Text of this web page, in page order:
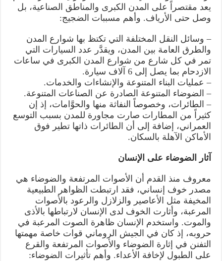
يعد مقتصراً على المدن الكبرى والمناطق الصناعية، بل
وصل حتى الأرياف. وأهم مسببات الضجيج:
– وسائل النقل المختلفة التي تكتظ بها شوارع المدن
والطرق العامة بين المدن، ويقدَّر عدد السيارات التي
تمر في كل شارع من شوارع المدن الكبرى في ساعات
الازدحام بما يصل إلى 6 آلاف سيارة.
– عمليات البناء المتنوعة والإنشاءات والخدمات.
– الضوضاء المتنوعة الصادرة عن الصناعات المتنوعة.
– الطائرات، وخصوصاً النفاثة منها والحوَّامات، إذ إن
كثيراً من المطارات صارت مجاورة للمدن بسبب التوسع
العمراني، إضافة إلى أن الطائرات ذاتها تطير فوق
الأماكن الآهلة بالسكان.
آثار الضوضاء على الإنسان
معروف منذ القدم أن الأصوات المرتفعة والضوضاء هي
مصدر خوف إنساني، فقد ارتبطت الظواهر الطبيعية
المخيفة مثل الأعاصير والزلازل والرعود بالأصوات
المرعبة، وأثارت الخوف لدى الإنسان لارتباطها بالأذى
والموت. واستخدم الإنسان ظاهرة الصوت المرعبة في
حروبه، إذ كان في الجيش الروماني قوات خاصة مهمتها
التفنن في إثارة الضوضاء والأصوات المرتفعة والقرع
على الطبول لإخافة الأعداء. وأهم تأثيرات الضوضاء: